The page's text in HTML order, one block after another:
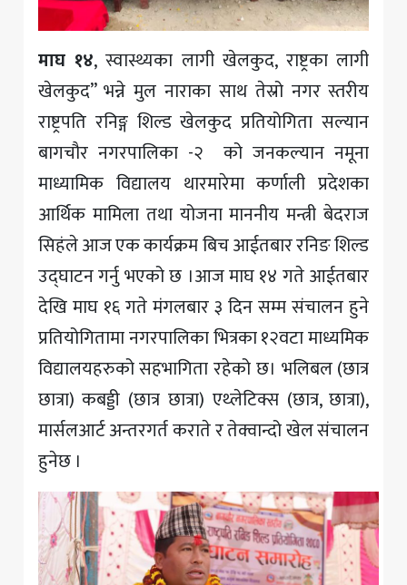
माघ १४, स्वास्थ्यका लागी खेलकुद, राष्ट्रका लागी
खेलकुद” भन्ने मुल नाराका साथ तेस्रो नगर स्तरीय
राष्ट्रपति रनिङ्ग शिल्ड खेलकुद प्रतियोगिता सल्यान
बागचौर नगरपालिका -२ को जनकल्यान नमूना
माध्यामिक विद्यालय थारमारेमा कर्णाली प्रदेशका
आर्थिक मामिला तथा योजना माननीय मन्त्री बेदराज
सिहंले आज एक कार्यक्रम बिच आईतबार रनिङ शिल्ड
उद्घाटन गर्नु भएको छ ।आज माघ १४ गते आईतबार
देखि माघ १६ गते मंगलबार ३ दिन सम्म संचालन हुने
प्रतियोगितामा नगरपालिका भित्रका १२वटा माध्यमिक
विद्यालयहरुको सहभागिता रहेको छ। भलिबल (छात्र
छात्रा) कबड्डी (छात्र छात्रा) एथ्लेटिक्स (छात्र, छात्रा),
मार्सलआर्ट अन्तरगर्त कराते र तेक्वान्दो खेल संचालन
हुनेछ ।